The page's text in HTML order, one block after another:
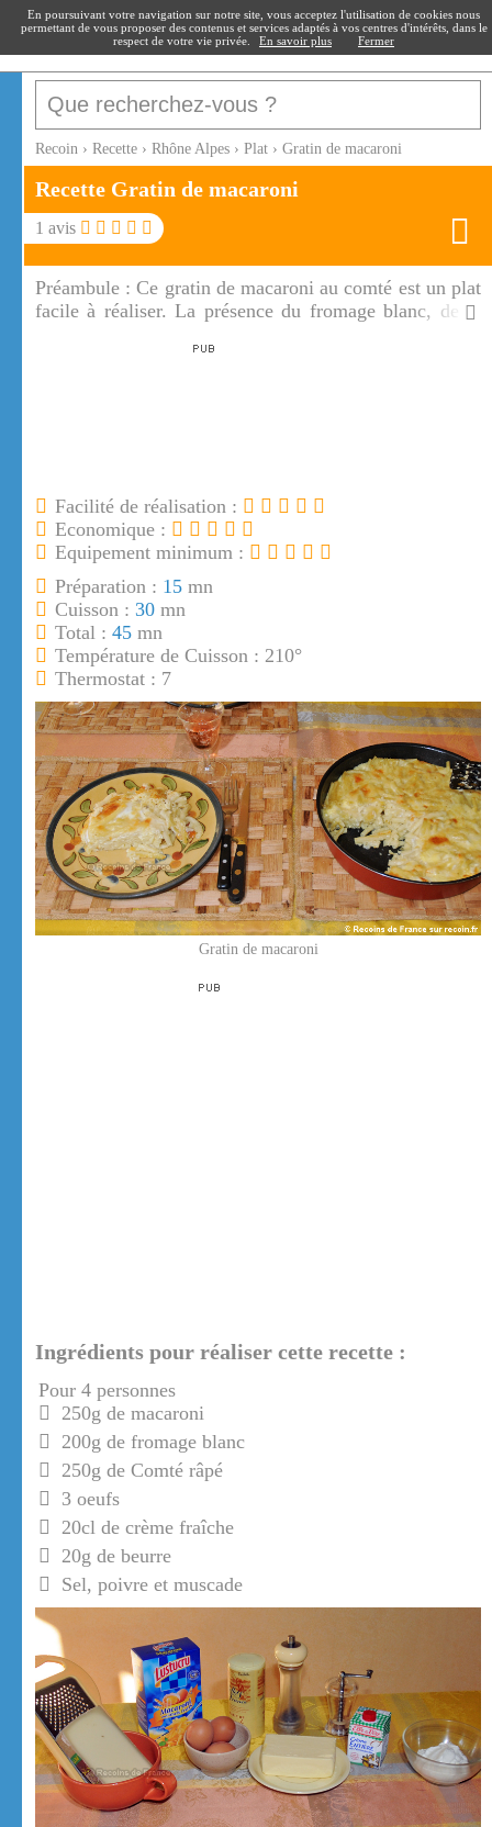
recoin.fr
Recoin › Recette › Rhône Alpes › Plat › Gratin de macaroni
Recette Gratin de macaroni
1 avis
Préambule :Ce gratin de macaroni au comté est un plat
facile à réaliser. La présence du fromage blanc, de la
Facilité de réalisation :
Economique :
Equipement minimum :
Préparation : 15 mn
Cuisson : 30 mn
Total : 45 mn
Température de Cuisson : 210°
Thermostat : 7
Gratin de macaroni
Ingrédients pour réaliser cette recette :
Pour 4 personnes
250g de macaroni
200g de fromage blanc
250g de Comté râpé
3 oeufs
20cl de crème fraîche
20g de beurre
Sel, poivre et muscade
En poursuivant votre navigation sur notre site, vous acceptez l'utilisation de cookies nous
permettant de vous proposer des contenus et services adaptés à vos centres d'intérêts, dans le
respect de votre vie privée.
En savoir plus Fermer